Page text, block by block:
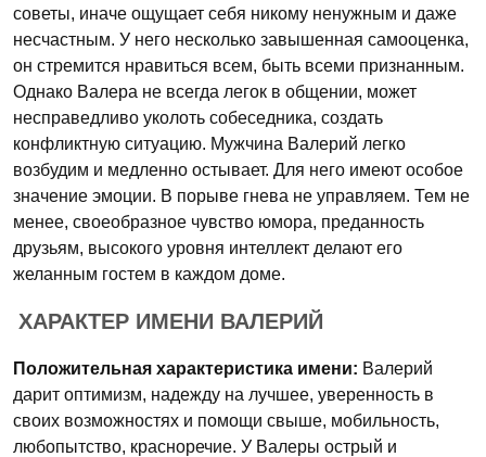
советы, иначе ощущает себя никому ненужным и даже
несчастным. У него несколько завышенная самооценка,
он стремится нравиться всем, быть всеми признанным.
Однако Валера не всегда легок в общении, может
несправедливо уколоть собеседника, создать
конфликтную ситуацию. Мужчина Валерий легко
возбудим и медленно остывает. Для него имеют особое
значение эмоции. В порыве гнева не управляем. Тем не
менее, своеобразное чувство юмора, преданность
друзьям, высокого уровня интеллект делают его
желанным гостем в каждом доме.
ХАРАКТЕР ИМЕНИ ВАЛЕРИЙ
Положительная характеристика имени: Валерий
дарит оптимизм, надежду на лучшее, уверенность в
своих возможностях и помощи свыше, мобильность,
любопытство, красноречие. У Валеры острый и